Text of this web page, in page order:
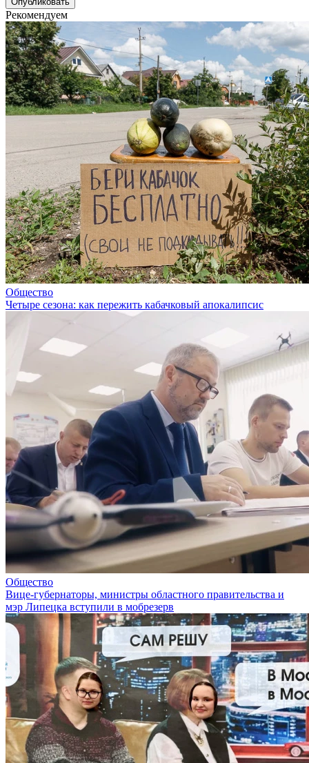
Рекомендуем
Общество
Четыре сезона: как пережить кабачковый апокалипсис
Общество
Вице-губернаторы, министры областного правительства и
мэр Липецка вступили в мобрезерв